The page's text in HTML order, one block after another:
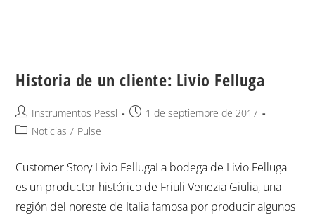
Historia de un cliente: Livio Felluga
Instrumentos Pessl
1 de septiembre de 2017
Noticias / Pulse
Customer Story Livio FellugaLa bodega de Livio Felluga
es un productor histórico de Friuli Venezia Giulia, una
región del noreste de Italia famosa por producir algunos